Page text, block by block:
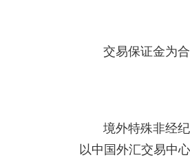
交易保证金为
境外特殊非经
以中国外汇交易中